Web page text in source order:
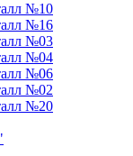
№10
№16
№03
№04
№06
№02
№20